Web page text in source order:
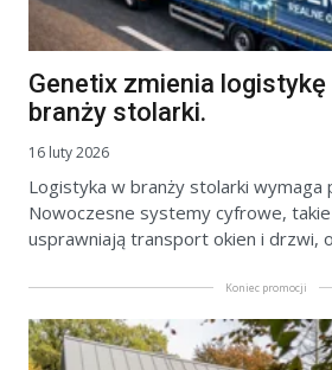
Genetix zmienia
branży stolarki.
16 luty 2026
Logistyka w branży stolarki wymaga
Nowoczesne systemy cyfrowe,
usprawniają transport okien i drzwi,
Koniec promocji